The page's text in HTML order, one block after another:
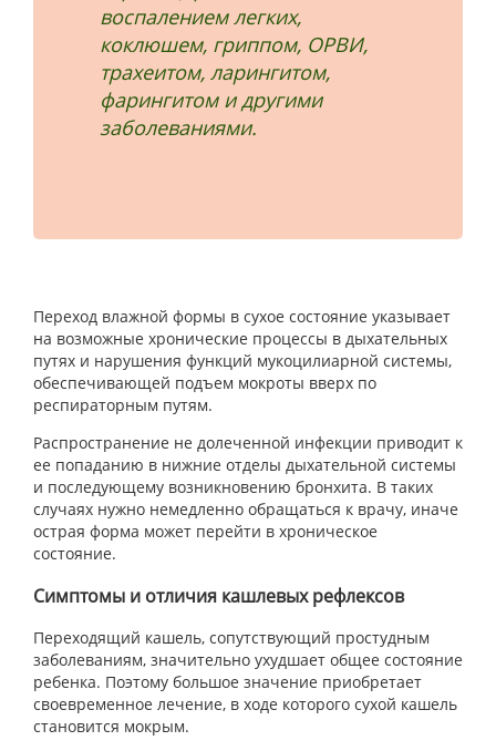
воспалением легких,
коклюшем, гриппом, ОРВИ,
трахеитом, ларингитом,
фарингитом и другими
заболеваниями.
Переход влажной формы в сухое состояние указывает
на возможные хронические процессы в дыхательных
путях и нарушения функций мукоцилиарной системы,
обеспечивающей подъем мокроты вверх по
респираторным путям.
Распространение не долеченной инфекции приводит к
ее попаданию в нижние отделы дыхательной системы
и последующему возникновению бронхита. В таких
случаях нужно немедленно обращаться к врачу, иначе
острая форма может перейти в хроническое
состояние.
Симптомы и отличия кашлевых рефлексов
Переходящий кашель, сопутствующий простудным
заболеваниям, значительно ухудшает общее состояние
ребенка. Поэтому большое значение приобретает
своевременное лечение, в ходе которого сухой кашель
становится мокрым.